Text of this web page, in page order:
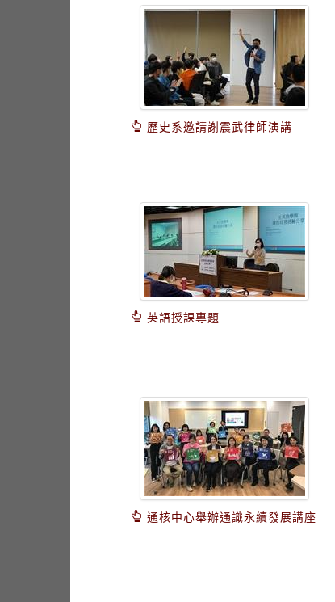
歷史系邀請謝震武律師演講
英語授課專題
通核中心舉辦通識永續發展講座